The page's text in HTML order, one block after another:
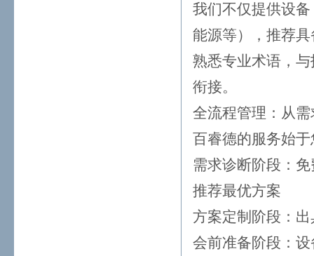
我们不仅提供设
能源等），推荐
熟悉专业术语，
衔接。
全流程管理：从
百睿德的服务始
需求诊断阶段：
推荐最优方案
方案定制阶段：
会前准备阶段：